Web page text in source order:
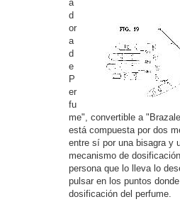
a
d
or
a
d
e
P
er
fu
me", convertible a
está compuesta por dos
entre sí por una bisagra y
mecanismo de
persona que lo lleva lo
pulsar en los puntos
dosificación del perfume.